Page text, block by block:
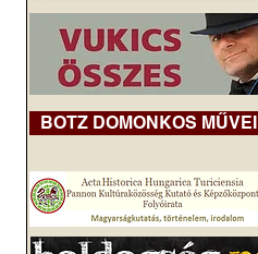
BOTZ DOMONKOS MŰVEI